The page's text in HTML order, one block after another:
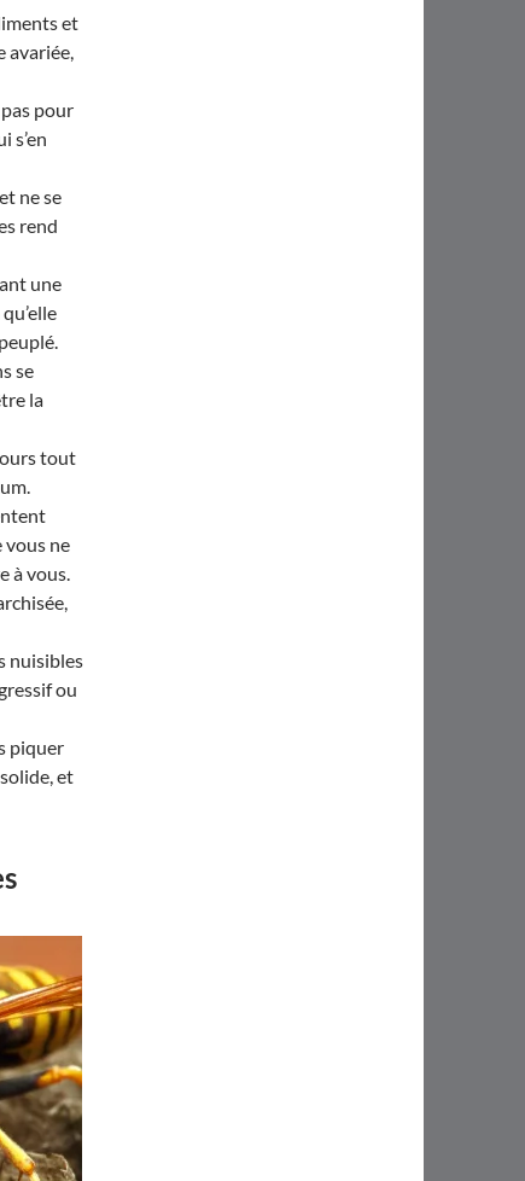
et
avariée,
pour
s’en
ne se
rend
une
se
la
tout
vous ne
à vous.
nuisibles
ou
piquer
et